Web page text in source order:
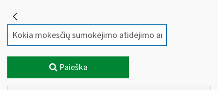
Paieška